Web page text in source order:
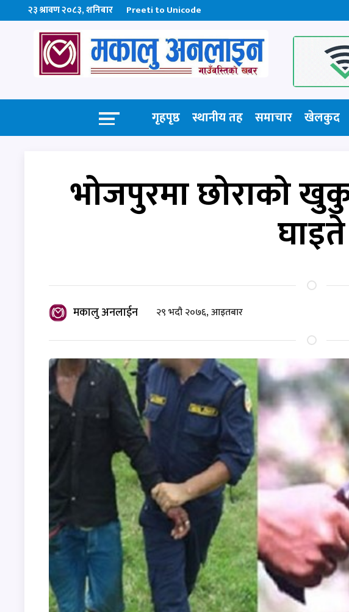
२३ श्रावण २०८३, शनिबार Preeti to Unicode
गृहपृष्ठ स्थानीय तह समाचार खेलकुद
भोजपुरमा छोराको
घाइते
मकालु अनलाईन २९ भदौ २०७६, आइतबार